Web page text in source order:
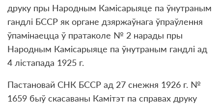
друку пры Народным Камісарыяце па ўнутраным
гандлі БССР як органе дзяржаўнага ўпраўлення
ўпамінаецца ў пратаколе № 2 нарады пры
Народным Камісарыяце па ўнутраным гандлі ад
4 лістапада 1925 г.
Пастановай СНК БССР ад 27 снежня 1926 г. №
1659 быў скасаваны Камітэт па справах друку